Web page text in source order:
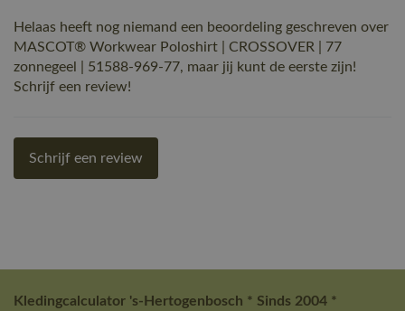
Helaas heeft nog niemand een beoordeling geschreven over
MASCOT® Workwear Poloshirt | CROSSOVER | 77
zonnegeel | 51588-969-77, maar jij kunt de eerste zijn!
Schrijf een review!
Schrijf een review
Kledingcalculator 's-Hertogenbosch * Sinds 2004 *